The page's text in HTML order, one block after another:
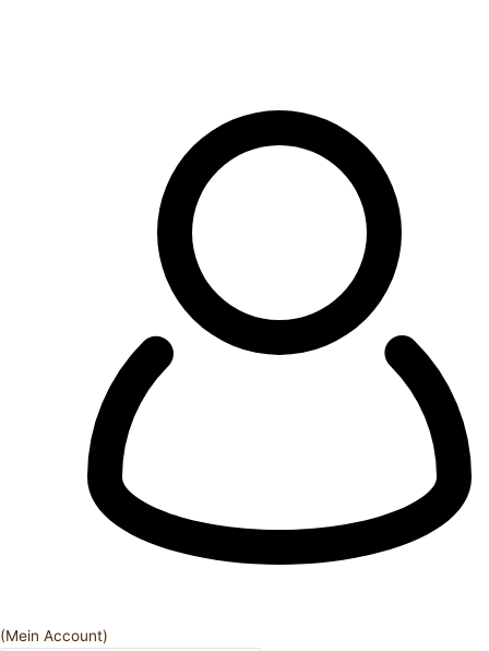
(Mein Account)